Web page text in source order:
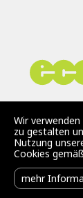
Telefon+49 30
E-Mail-Adresse
Wir
zu gestalten
Nutzung
Cookies
mehr